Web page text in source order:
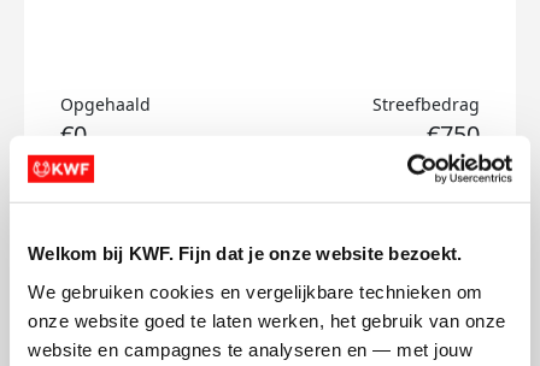
Welkom bij KWF. Fijn dat je onze website bezoekt.
We gebruiken cookies en vergelijkbare technieken om
onze website goed te laten werken, het gebruik van onze
website en campagnes te analyseren en — met jouw
Opgehaald
€0
Streefbedrag
€750
Doneer
Larissa's badges